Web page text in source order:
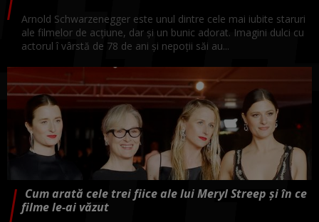
Arnold Schwarzenegger este unul dintre cele mai iubite staruri
ale filmelor de acțiune, dar și un bunic adorat. Imagini dulci cu
actorul î vârstă de 78 de ani și nepoții săi au...
Cum arată cele trei fiice ale lui Meryl Streep și în ce
filme le-ai văzut